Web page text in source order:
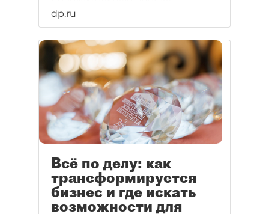
профильных ведомств и в
данный момент ждёт
разрешения на строительство.
dp.ru
Всё по делу: как
трансформируется
бизнес и где искать
возможности для